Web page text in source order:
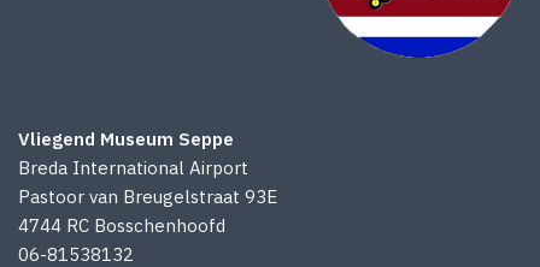
Vliegend Museum Seppe
Breda International Airport
Pastoor van Breugelstraat 93E
4744 RC Bosschenhoofd
06-81538132